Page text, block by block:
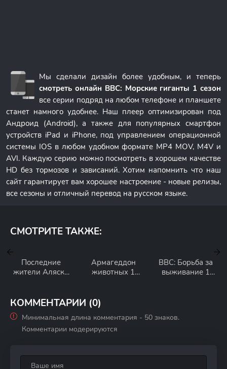
Мы сделали дизайн более удобным, и теперь
смотреть онлайн BBC: Морские гиганты 1 сезон
все серии подряд на любом телефоне и планшете
станет намного удобнее. Наш плеер оптимизирован под
Андроид (Android), а также для популярных смартфон
устройств iPad и iPhone, под управлением операционной
системы IOS в любом удобном формате MP4 MOV, M4V и
AVI. Каждую серию можно посмотреть в хорошем качестве
HD без тормозов и зависаний. Хотим напомнить что наш
сайт гарантирует вам хорошее настроение - новые релизы,
все сезоны и отличный перевод на русском языке.
СМОТРИТЕ ТАКЖЕ:
Последние
жители Аляски
Армагеддон
животных 1
BBC: Борьба за
выживание 1
КОММЕНТАРИИ (0)
Минимальная длина комментария - 50 знаков.
Комментарии модерируются